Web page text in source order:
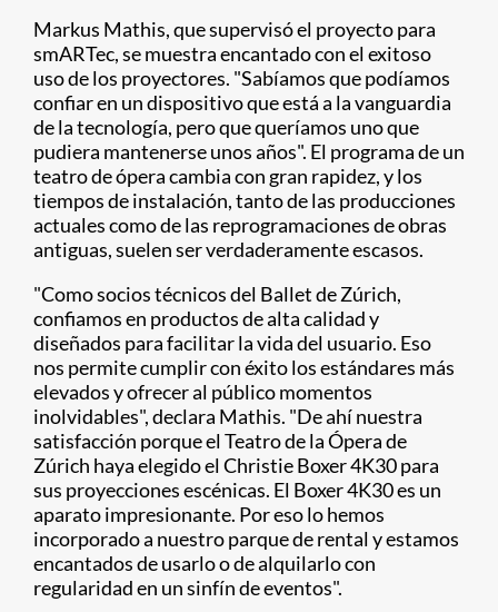
Markus Mathis, que supervisó el proyecto para
smARTec, se muestra encantado con el exitoso
uso de los proyectores. "Sabíamos que podíamos
confiar en un dispositivo que está a la vanguardia
de la tecnología, pero que queríamos uno que
pudiera mantenerse unos años". El programa de un
teatro de ópera cambia con gran rapidez, y los
tiempos de instalación, tanto de las producciones
actuales como de las reprogramaciones de obras
antiguas, suelen ser verdaderamente escasos.
"Como socios técnicos del Ballet de Zúrich,
confiamos en productos de alta calidad y
diseñados para facilitar la vida del usuario. Eso
nos permite cumplir con éxito los estándares más
elevados y ofrecer al público momentos
inolvidables", declara Mathis. "De ahí nuestra
satisfacción porque el Teatro de la Ópera de
Zúrich haya elegido el Christie Boxer 4K30 para
sus proyecciones escénicas. El Boxer 4K30 es un
aparato impresionante. Por eso lo hemos
incorporado a nuestro parque de rental y estamos
encantados de usarlo o de alquilarlo con
regularidad en un sinfín de eventos".